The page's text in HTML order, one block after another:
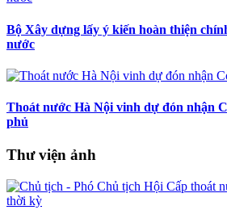
Bộ Xây dựng lấy ý kiến hoàn thiện
nước
Thoát nước Hà Nội vinh dự đón nhận
phủ
Thư viện ảnh